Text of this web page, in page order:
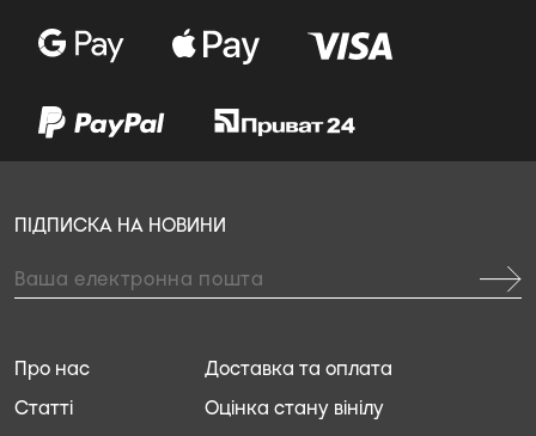
Доставка та оплата
Оцінка стану вінілу
Про нас
Статті
ПІДПИСКА НА НОВИНИ